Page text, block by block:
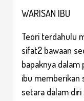
WARISAN IBU
Teori terdahulu
sifat2 bawaan
bapaknya dalam
ibu memberikan
setara dalam diri